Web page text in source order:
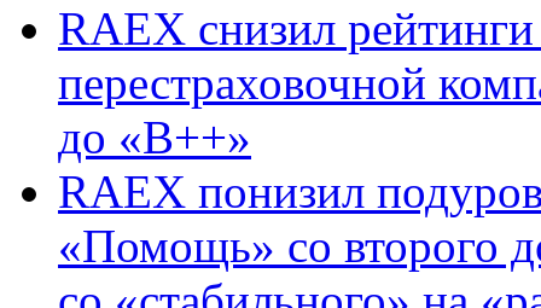
RAEX снизил
перестраховочной
до «B++»
RAEX понизил
«Помощь» со второго